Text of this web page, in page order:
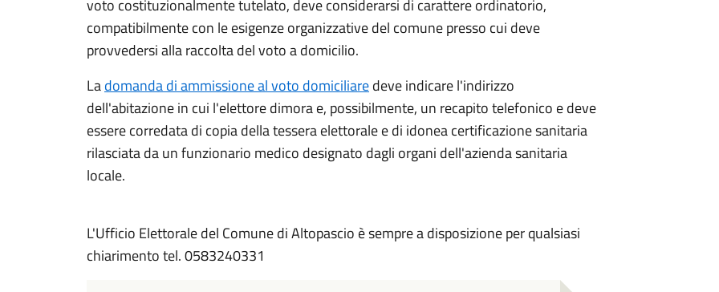
voto costituzionalmente tutelato, deve considerarsi di carattere ordinatorio,
compatibilmente con le esigenze organizzative del comune presso cui deve
provvedersi alla raccolta del voto a domicilio.
Ladomanda di ammissione al voto domiciliaredeve indicare l'indirizzo
dell'abitazione in cui l'elettore dimora e, possibilmente, un recapito telefonico e deve
essere corredata di copia della tessera elettorale e di idonea certificazione sanitaria
rilasciata da un funzionario medico designato dagli organi dell'azienda sanitaria
locale.
L'Ufficio Elettorale del Comune di Altopascio è sempre a disposizione per qualsiasi
chiarimento tel. 0583240331